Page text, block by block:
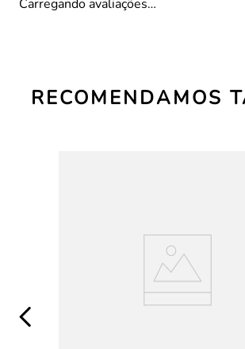
Carregando avaliações…
RECOMENDAMOS